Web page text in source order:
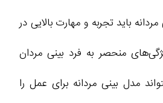
باید تجربه و مهارت بالایی در
منحصر به فرد بینی مردان
مدل بینی مردانه برای عمل را